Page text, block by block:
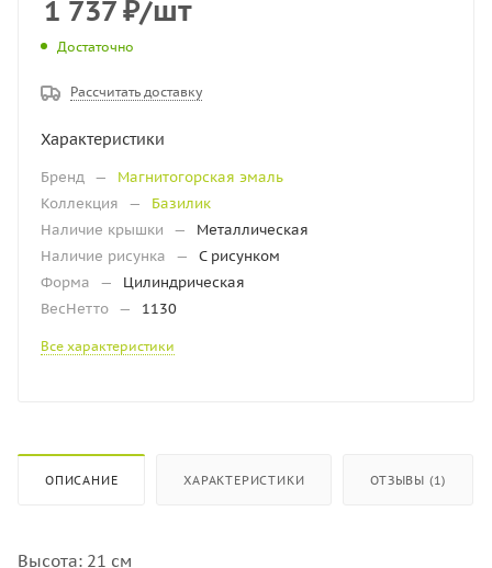
1 737₽/шт
Достаточно
Рассчитать доставку
Характеристики
Бренд —
Магнитогорская эмаль
Коллекция
—
Базилик
Наличие крышки
—
Металлическая
Наличие рисунка
—
С рисунком
Форма
—
Цилиндрическая
ВесНетто — 1130
Все характеристики
ОПИСАНИЕ ХАРАКТЕРИСТИКИ ОТЗЫВЫ (1)
Высота: 21 см